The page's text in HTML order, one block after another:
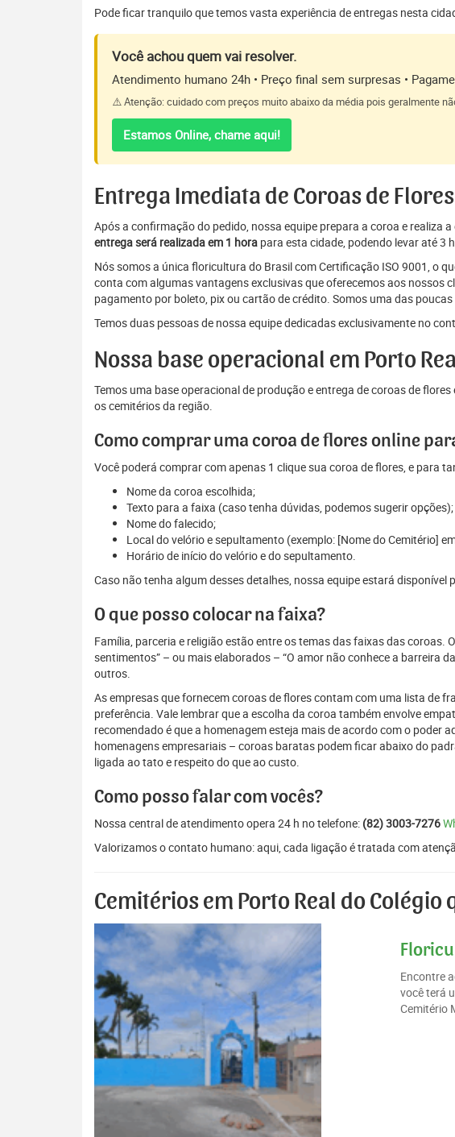
Pode ficar tranquilo que temos vasta experiência de entregas nesta
Você achou quem vai resolver.
Atendimento humano 24h • Preço final sem surpresas •
⚠️ Atenção: cuidado com preços muito abaixo da média pois geralmente
Estamos Online, chame aqui!
Entrega Imediata de Coroas de
Após a confirmação do pedido, nossa equipe prepara a coroa e realiza
entrega será realizada em 1 hora para esta cidade, podendo levar até 3
Nós somos a única floricultura do Brasil com Certificação ISO 9001, o
conta com algumas vantagens exclusivas que oferecemos aos nossos
pagamento por boleto, pix ou cartão de crédito. Somos uma das
Temos duas pessoas de nossa equipe dedicadas exclusivamente no
Nossa base operacional em Porto
Temos uma base operacional de produção e entrega de coroas de
os cemitérios da região.
Como comprar uma coroa de flores online
Você poderá comprar com apenas 1 clique sua coroa de flores, e para
Nome da coroa escolhida;
Texto para a faixa (caso tenha dúvidas, podemos sugerir opções);
Nome do falecido;
Local do velório e sepultamento (exemplo: [Nome do Cemitério]
Horário de início do velório e do sepultamento.
Caso não tenha algum desses detalhes, nossa equipe estará disponível
O que posso colocar na faixa?
Família, parceria e religião estão entre os temas das faixas das coroas.
sentimentos” – ou mais elaborados – “O amor não conhece a barreira
outros.
As empresas que fornecem coroas de flores contam com uma lista de
preferência. Vale lembrar que a escolha da coroa também envolve
recomendado é que a homenagem esteja mais de acordo com o
homenagens empresariais – coroas baratas podem ficar abaixo do
ligada ao tato e respeito do que ao custo.
Como posso falar com vocês?
Nossa central de atendimento opera 24 h no telefone: (82) 3003-7276
Valorizamos o contato humano: aqui, cada ligação é tratada com
Cemitérios em Porto Real do
Encontre
você terá
Cemitério